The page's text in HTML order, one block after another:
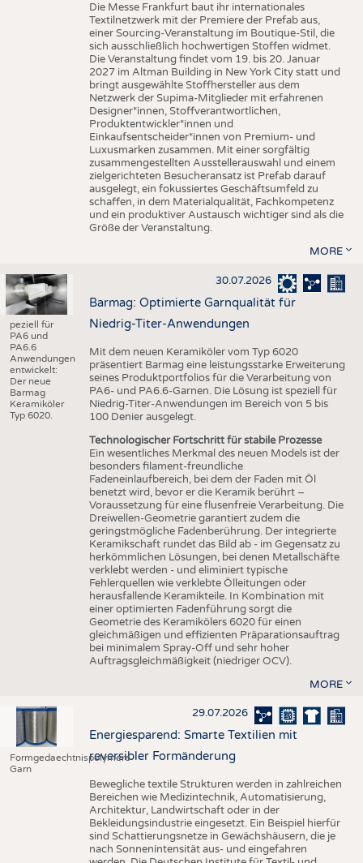
Die Messe Frankfurt baut ihr internationales
Textilnetzwerk mit der Premiere der Prefab aus,
einer Sourcing-Veranstaltung im Boutique-Stil, die
sich ausschließlich hochwertigen Stoffen widmet.
Die Veranstaltung findet vom 19. bis 20. Januar
2027 im Altman Building in New York City statt und
bringt ausgewählte Stoffhersteller aus dem
Netzwerk der Supima-Mitglieder mit erfahrenen
Designer*innen, Stoffverantwortlichen,
Produktentwickler*innen und
Einkaufsentscheider*innen von Premium- und
Luxusmarken zusammen. Mit einer sorgfältig
zusammengestellten Ausstellerauswahl und einem
zielgerichteten Besucheransatz ist Prefab darauf
ausgelegt, ein fokussiertes Geschäftsumfeld zu
schaffen, in dem Materialqualität, Fachkompetenz
und ein produktiver Austausch wichtiger sind als die
Größe der Veranstaltung.
MORE
peziell für
PA6 und
PA6.6
Anwendungen
entwickelt:
Der neue
Barmag
Keramiköler
Typ 6020.
30.07.2026
Barmag: Optimierte Garnqualität für
Niedrig-Titer-Anwendungen
Mit dem neuen Keramiköler vom Typ 6020
präsentiert Barmag eine leistungsstarke Erweiterung
seines Produktportfolios für die Verarbeitung von
PA6- und PA6.6-Garnen. Die Lösung ist speziell für
Niedrig-Titer-Anwendungen im Bereich von 5 bis
100 Denier ausgelegt.
Technologischer Fortschritt für stabile Prozesse
Ein wesentliches Merkmal des neuen Models ist der
besonders filament-freundliche
Fadeneinlaufbereich, bei dem der Faden mit Öl
benetzt wird, bevor er die Keramik berührt –
Voraussetzung für eine flusenfreie Verarbeitung. Die
Dreiwellen-Geometrie garantiert zudem die
geringstmögliche Fadenberührung. Der integrierte
Keramikschaft rundet das Bild ab - im Gegensatz zu
herkömmlichen Lösungen, bei denen Metallschäfte
verklebt werden - und eliminiert typische
Fehlerquellen wie verklebte Ölleitungen oder
herausfallende Keramikteile. In Kombination mit
einer optimierten Fadenführung sorgt die
Geometrie des Keramikölers 6020 für einen
gleichmäßigen und effizienten Präparationsauftrag
bei minimalem Spray-Off und sehr hoher
Auftragsgleichmäßigkeit (niedriger OCV).
MORE
Formgedaechtnispolymere
Garn
29.07.2026
Energiesparend: Smarte Textilien mit
reversibler Formänderung
Bewegliche textile Strukturen werden in zahlreichen
Bereichen wie Medizintechnik, Automatisierung,
Architektur, Landwirtschaft oder in der
Bekleidungsindustrie eingesetzt. Ein Beispiel hierfür
sind Schattierungsnetze in Gewächshäusern, die je
nach Sonnenintensität aus- und eingefahren